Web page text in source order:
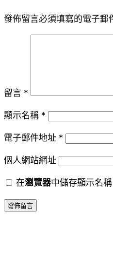
發佈留言必須填寫的電子郵
留言 *
顯示名稱 *
電子郵件地址 *
個人網站網址
在瀏覽器中儲存顯示名